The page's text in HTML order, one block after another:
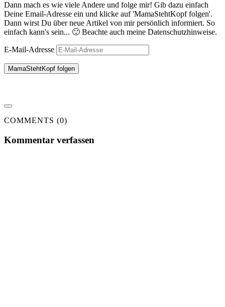
Dann mach es wie viele Andere und folge mir! Gib dazu einfach
Deine Email-Adresse ein und klicke auf 'MamaStehtKopf folgen'.
Dann wirst Du über neue Artikel von mir persönlich informiert. So
einfach kann's sein... 🙂 Beachte auch meine Datenschutzhinweise.
E-Mail-Adresse
MamaStehtKopf folgen
COMMENTS (0)
Kommentar verfassen